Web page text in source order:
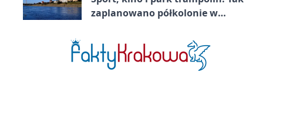
zaplanowano półkolonie w